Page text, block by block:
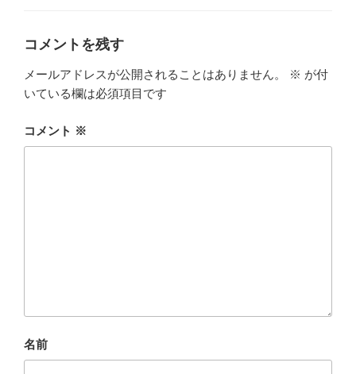
コメントを残す
メールアドレスが公開されることはありません。 ※ が付
いている欄は必須項目です
コメント ※
名前